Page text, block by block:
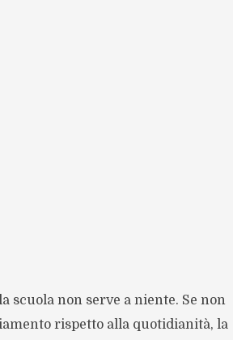
scuola non serve a niente. Se non
rispetto alla quotidianità, la